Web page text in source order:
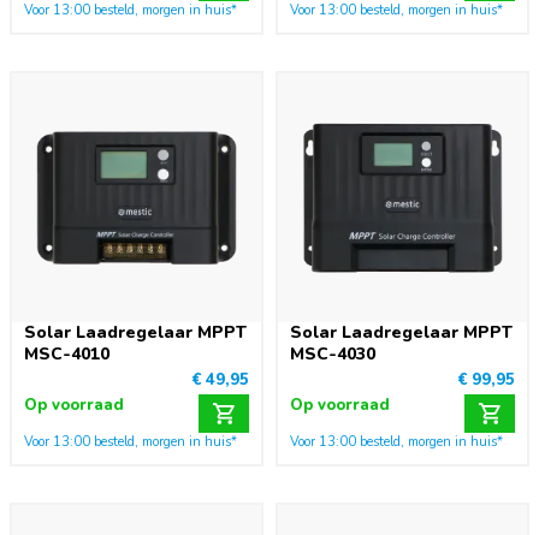
Voor 13:00 besteld, morgen in huis* Voor 13:00 besteld, morgen in huis*
Solar Laadregelaar MPPT
MSC-4010
€ 49,95
Op voorraad
Voor 13:00 besteld, morgen in huis*
Solar Laadregelaar MPPT
MSC-4030
€ 99,95
Op voorraad
Voor 13:00 besteld, morgen in huis*